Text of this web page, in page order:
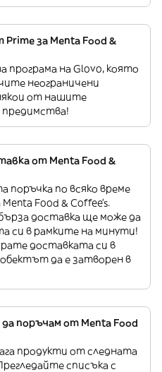
за Menta Food &
програма на Glovo, която
неограничени
от нашите
предимства!
от Menta Food &
поръчка по всяко време
Food & Coffee’s.
доставка ще може да
си в рамките на минути!
доставката си в
да е затворен в
поръчам от Menta Food
продукти от следната
списъка с